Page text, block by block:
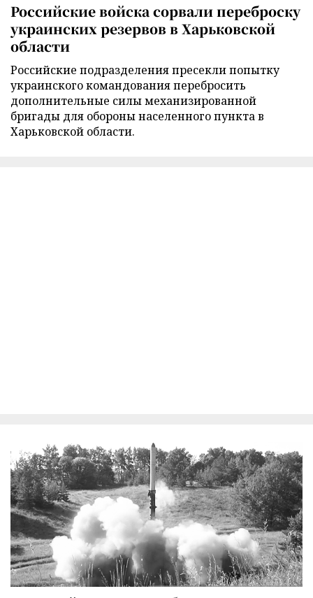
Российские войска сорвали переброску
украинских резервов в Харьковской
области
Российские подразделения пресекли попытку
украинского командования перебросить
дополнительные силы механизированной
бригады для обороны населенного пункта в
Харьковской области.